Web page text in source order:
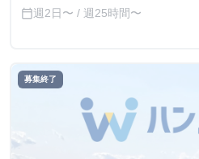
calendar_today週2日〜 / 週25時間〜
募集終了